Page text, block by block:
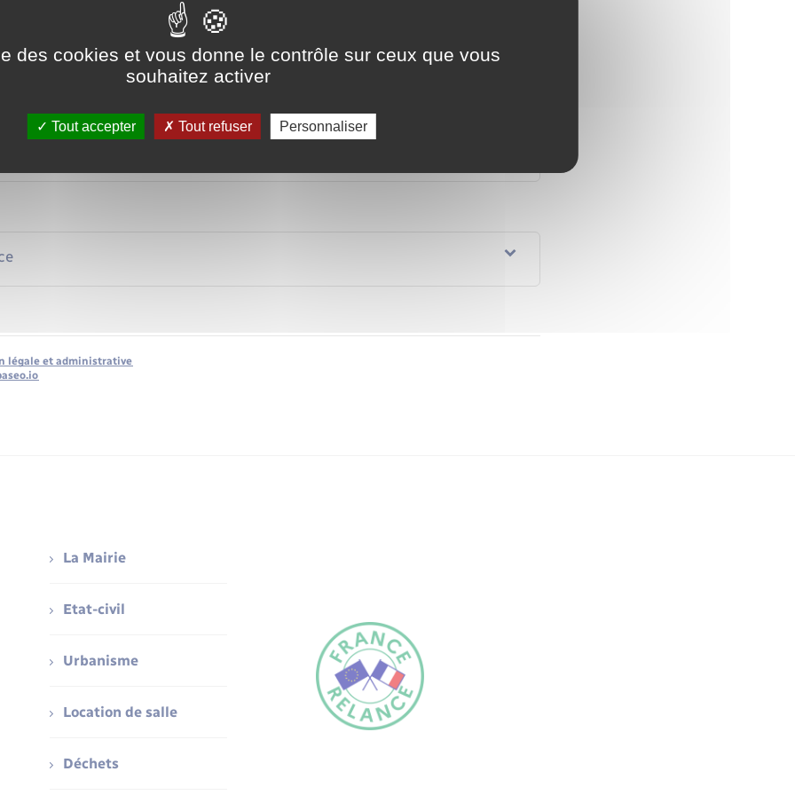
faut-il ?
légale et administrative
La Mairie
Etat-civil
Urbanisme
Location de salle
Déchets
des cookies et vous donne le contrôle sur ceux que vous
souhaitez activer
Tout accepter Tout refuser Personnaliser